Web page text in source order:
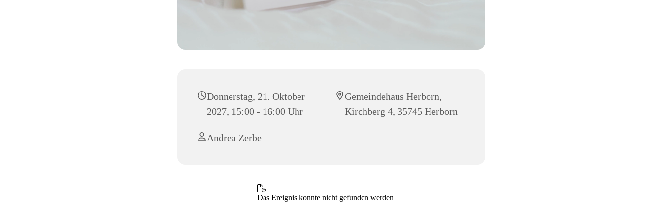
Donnerstag, 21. Oktober
2027, 15:00 - 16:00 Uhr
Gemeindehaus Herborn,
Kirchberg 4, 35745 Herborn
Andrea Zerbe